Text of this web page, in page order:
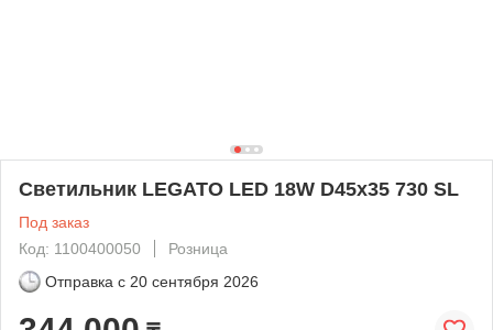
Светильник LEGATO LED 18W D45x35 730 SL
Под заказ
Код: 1100400050
Розница
Отправка с 20 сентября 2026